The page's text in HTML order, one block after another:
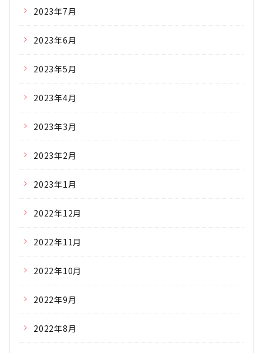
2023年7月
2023年6月
2023年5月
2023年4月
2023年3月
2023年2月
2023年1月
2022年12月
2022年11月
2022年10月
2022年9月
2022年8月